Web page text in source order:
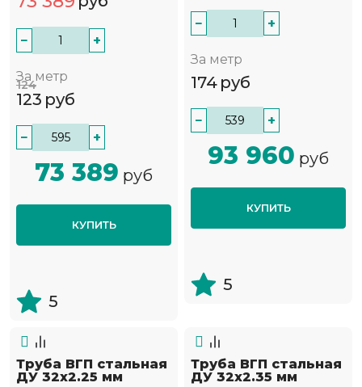
− +
За метр
124
123 руб
− +
73 389 руб
КУПИТЬ
5
− +
За метр
174 руб
− +
93 960 руб
КУПИТЬ
5
Труба ВГП стальная
ДУ 32х2.25 мм
Труба ВГП стальная
ДУ 32х2.35 мм